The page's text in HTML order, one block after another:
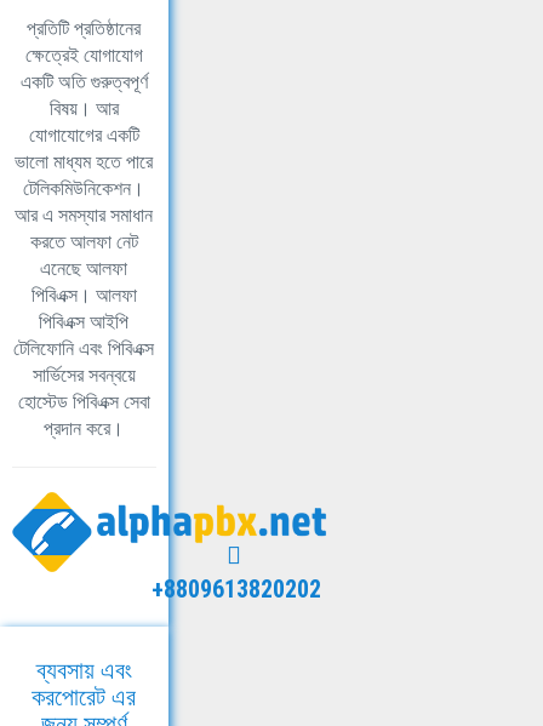
প্রতিটি প্রতিষ্ঠানের
ক্ষেত্রেই যোগাযোগ
একটি অতি গুরুত্বপূর্ণ
বিষয়। আর
যোগাযোগের একটি
ভালো মাধ্যম হতে পারে
টেলিকমিউনিকেশন।
আর এ সমস্যার সমাধান
করতে আলফা নেট
এনেছে আলফা
পিবিএক্স। আলফা
পিবিএক্স আইপি
টেলিফোনি এবং পিবিএক্স
সার্ভিসের সবন্বয়ে
হোস্টেড পিবিএক্স সেবা
প্রদান করে।
+8809613820202
ব্যবসায় এবং
করপোরেট এর